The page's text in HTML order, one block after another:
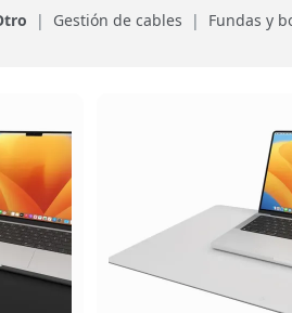
| Gestión de cables | Fundas y